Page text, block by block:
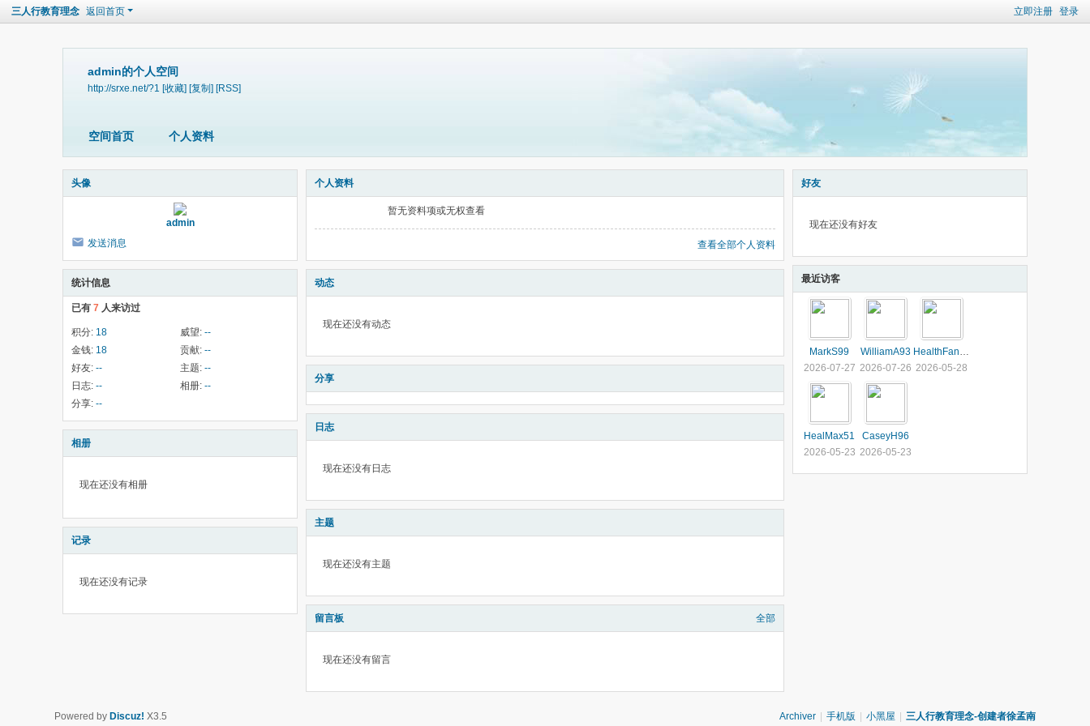
立即注册 登录
三人行教育理念 返回首页
admin的个人空间
http://srxe.net/?1 [收藏] [复制] [RSS]
空间首页 个人资料
头像
admin
发送消息
统计信息
已有 7 人来访过
积分: 18 威望: --
金钱: 18 贡献: --
好友: -- 主题: --
日志: -- 相册: --
分享: --
相册
现在还没有相册
记录
现在还没有记录
个人资料
暂无资料项或无权查看
查看全部个人资料
动态
现在还没有动态
分享
日志
现在还没有日志
主题
现在还没有主题
留言板 全部
现在还没有留言
好友
现在还没有好友
最近访客
MarkS99
2026-07-27
WilliamA93
2026-07-26
HealthFan21
2026-05-28
HealMax51
2026-05-23
CaseyH96
2026-05-23
Archiver 手机版 小黑屋 三人行教育理念-创建者徐孟南
Powered by Discuz! X3.5